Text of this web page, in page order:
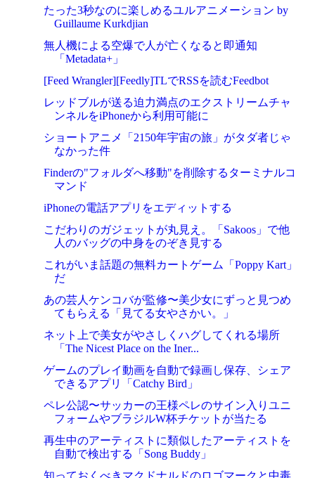
たった3秒なのに楽しめるユルアニメーション by
Guillaume Kurkdjian
無人機による空爆で人が亡くなると即通知
「Metadata+」
[Feed Wrangler][Feedly]TLでRSSを読むFeedbot
レッドブルが送る迫力満点のエクストリームチャ
ンネルをiPhoneから利用可能に
ショートアニメ「2150年宇宙の旅」がタダ者じゃ
なかった件
Finderの"フォルダへ移動"を削除するターミナルコ
マンド
iPhoneの電話アプリをエディットする
こだわりのガジェットが丸見え。「Sakoos」で他
人のバッグの中身をのぞき見する
これがいま話題の無料カートゲーム「Poppy Kart」
だ
あの芸人ケンコバが監修〜美少女にずっと見つめ
てもらえる「見てる女やさかい。」
ネット上で美女がやさしくハグしてくれる場所
「The Nicest Place on the Iner...
ゲームのプレイ動画を自動で録画し保存、シェア
できるアプリ「Catchy Bird」
ペレ公認〜サッカーの王様ペレのサイン入りユニ
フォームやブラジルW杯チケットが当たる
再生中のアーティストに類似したアーティストを
自動で検出する「Song Buddy」